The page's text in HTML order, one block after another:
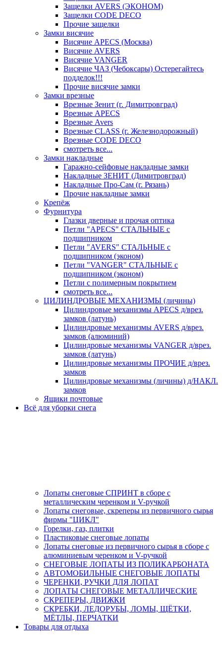
Защелки AVERS (ЭКОНОМ)
Защелки CODE DECO
Прочие защелки
Замки висячие
Висячие APECS (Москва)
Висячие AVERS
Висячие VANGER
Висячие ЧАЗ (Чебоксары) Остерегайтесь
подделок!!!
Прочие висячие замки
Замки врезные
Врезные Зенит (г. Димитровград)
Врезные APECS
Врезные Avers
Врезные CLASS (г. Железнодорожный)
Врезные CODE DECO
смотреть все...
Замки накладные
Гаражно-сейфовые накладные замки
Накладные ЗЕНИТ (Димитровград)
Накладные Про-Сам (г. Рязань)
Прочие накладные замки
Крепёж
Фурнитура
Глазки дверные и прочая оптика
Петли "APECS" СТАЛЬНЫЕ с
подшипником
Петли "AVERS" СТАЛЬНЫЕ с
подшипником (эконом)
Петли "VANGER" СТАЛЬНЫЕ с
подшипником (эконом)
Петли с полимерным покрытием
смотреть все...
ЦИЛИНДРОВЫЕ МЕХАНИЗМЫ (личины)
Цилиндровые механизмы APECS д/врез.
замков (латунь)
Цилиндровые механизмы AVERS д/врез.
замков (алюминий)
Цилиндровые механизмы VANGER д/врез.
замков (латунь)
Цилиндровые механизмы ПРОЧИЕ д/врез.
замков
Цилиндровые механизмы (личины) д/НАКЛ.
замков
Ящики почтовые
Всё для уборки снега
Лопаты снеговые СПРИНТ в сборе с
металлическим черенком и V-ручкой
Лопаты снеговые, скреперы из первичного сырья
фирмы "ЦИКЛ"
Горелки, газ, плитки
Пластиковые снеговые лопаты
Лопаты снеговые из первичного сырья в сборе с
алюминиевым черенком и V-ручкой
СНЕГОВЫЕ ЛОПАТЫ ИЗ ПОЛИКАРБОНАТА
АВТОМОБИЛЬНЫЕ СНЕГОВЫЕ ЛОПАТЫ
ЧЕРЕНКИ, РУЧКИ ДЛЯ ЛОПАТ
ЛОПАТЫ СНЕГОВЫЕ МЕТАЛЛИЧЕСКИЕ
СКРЕПЕРЫ, ДВИЖКИ
СКРЕБКИ, ЛЕДОРУБЫ, ЛОМЫ, ЩЁТКИ,
МЁТЛЫ, ПЕРЧАТКИ
Товары для отдыха